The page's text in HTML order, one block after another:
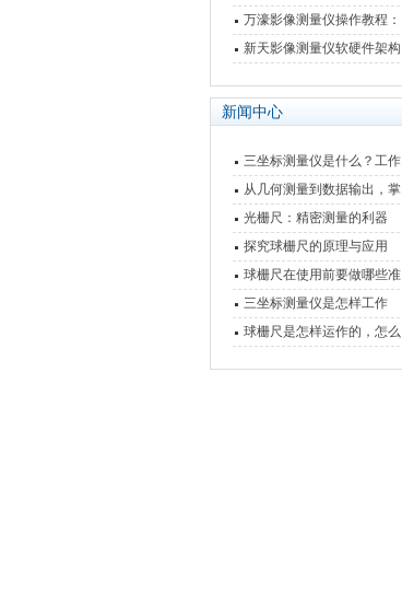
仪技术规格与应用解析
万濠影像测量仪操作教程：
从开机到出报告，新手也能
新天影像测量仪软硬件架构
新闻中心
三坐标测量仪是什么？工作
原理、分类与核心功能一次
讲清
从几何测量到数据输出，掌
握万濠影像测量仪的六大核
心能力
光栅尺：精密测量的利器
探究球栅尺的原理与应用
球栅尺在使用前要做哪些准
备工作？
三坐标测量仪是怎样工作
的，功能有什么优势？
球栅尺是怎样运作的，怎么